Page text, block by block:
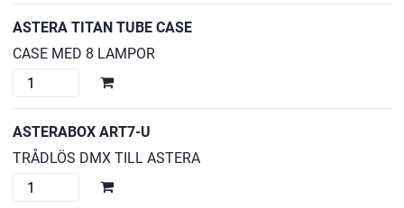
WIFI
ASTERA TITAN TUBE CASE
CASE MED 8 LAMPOR
ASTERA
TUBE
CASE
mängd
ASTERABOX ART7-U
TRÅDLÖS DMX TILL ASTERA
ASTERABOX